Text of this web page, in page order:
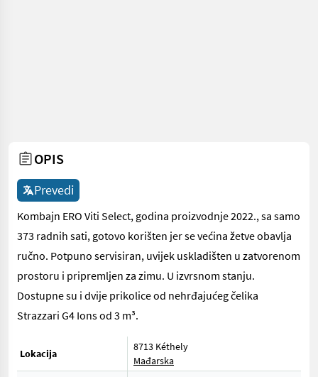
OPIS
Prevedi
Kombajn ERO Viti Select, godina proizvodnje 2022., sa samo
373 radnih sati, gotovo korišten jer se većina žetve obavlja
ručno. Potpuno servisiran, uvijek uskladišten u zatvorenom
prostoru i pripremljen za zimu. U izvrsnom stanju.
Dostupne su i dvije prikolice od nehrđajućeg čelika
Strazzari G4 Ions od 3 m³.
Lokacija
8713 Kéthely
Mađarska